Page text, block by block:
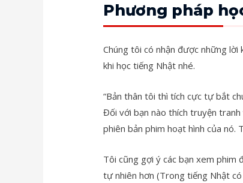
Phương pháp
Chúng tôi có nhận được những
khi học tiếng Nhật nhé.
“Bản thân tôi thì tích cực tự bắt
Đối với bạn nào thích truyện
phiên bản phim hoạt hình của nó.
Tôi cũng gợi ý các bạn xem phim
tự nhiên hơn (Trong tiếng Nhật